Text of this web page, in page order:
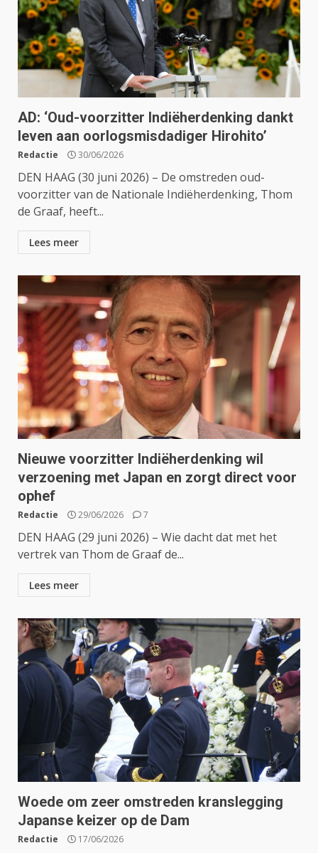
AD: ‘Oud-voorzitter Indiëherdenking dankt
leven aan oorlogsmisdadiger Hirohito’
Redactie 30/06/2026
DEN HAAG (30 juni 2026) – De omstreden oud-
voorzitter van de Nationale Indiëherdenking, Thom
de Graaf, heeft...
Lees meer
Nieuwe voorzitter Indiëherdenking wil
verzoening met Japan en zorgt direct voor
ophef
Redactie 29/06/2026 7
DEN HAAG (29 juni 2026) – Wie dacht dat met het
vertrek van Thom de Graaf de...
Lees meer
Woede om zeer omstreden kranslegging
Japanse keizer op de Dam
Redactie 17/06/2026